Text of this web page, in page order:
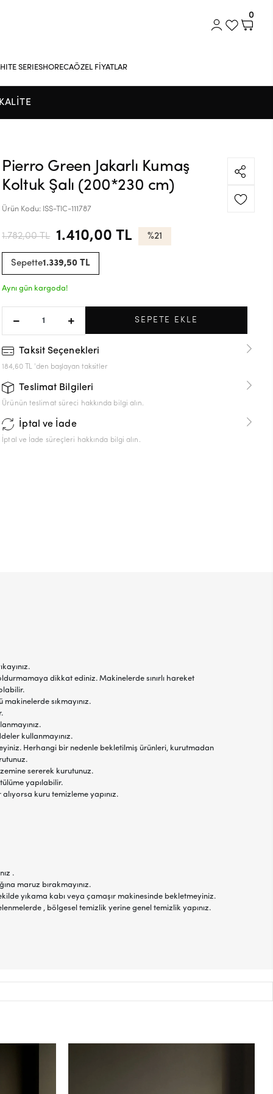
0
SERIESHORECAÖZEL FİYATLAR
Pierro Green Jakarlı Kumaş
Koltuk Şalı (200*230 cm)
Ürün Kodu: ISS-TIC-111787
1.782,00 TL 1.410,00 TL %21
Sepette1.339,50 TL
Aynı gün kargoda!
SEPETE EKLE
Taksit Seçenekleri
184,60 TL 'den başlayan taksitler
Teslimat Bilgileri
Ürünün teslimat süreci hakkında bilgi alın.
İptal ve İade
İptal ve İade süreçleri hakkında bilgi alın.
dikkat ediniz. Makinelerde sınırlı hareket
sıkmayınız.
kullanmayınız.
Herhangi bir nedenle bekletilmiş ürünleri, kurutmadan
sererek kurutunuz.
yapılabilir.
kuru temizleme yapınız.
.
maruz bırakmayınız.
yıkama kabı veya çamaşır makinesinde bekletmeyiniz.
, bölgesel temizlik yerine genel temizlik yapınız.